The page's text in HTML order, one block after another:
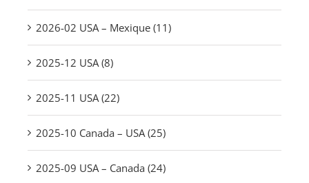
2026-02 USA – Mexique (11)
2025-12 USA (8)
2025-11 USA (22)
2025-10 Canada – USA (25)
2025-09 USA – Canada (24)